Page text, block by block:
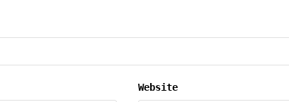
Website